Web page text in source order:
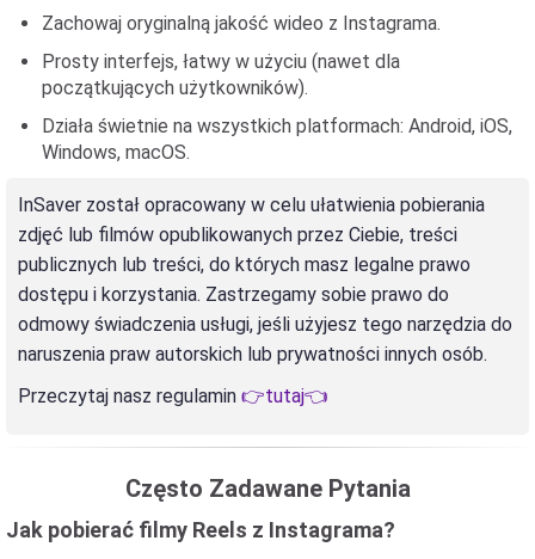
Zachowaj oryginalną jakość wideo z Instagrama.
Prosty interfejs, łatwy w użyciu (nawet dla
początkujących użytkowników).
Działa świetnie na wszystkich platformach: Android, iOS,
Windows, macOS.
InSaver został opracowany w celu ułatwienia pobierania
zdjęć lub filmów opublikowanych przez Ciebie, treści
publicznych lub treści, do których masz legalne prawo
dostępu i korzystania. Zastrzegamy sobie prawo do
odmowy świadczenia usługi, jeśli użyjesz tego narzędzia do
naruszenia praw autorskich lub prywatności innych osób.
Przeczytaj nasz regulamin 👉tutaj👈
Często Zadawane Pytania
Jak pobierać filmy Reels z Instagrama?